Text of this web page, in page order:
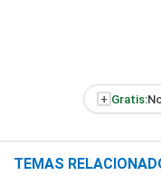
+ Gratis:
TEMAS